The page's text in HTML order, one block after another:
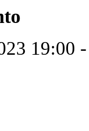
19:00